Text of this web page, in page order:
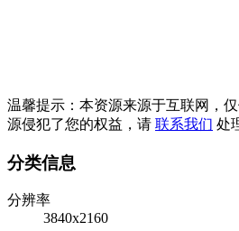
温馨提示：本资源来源于互联网，
源侵犯了您的权益，请 联系我们 处
分类信息
分辨率
3840x2160